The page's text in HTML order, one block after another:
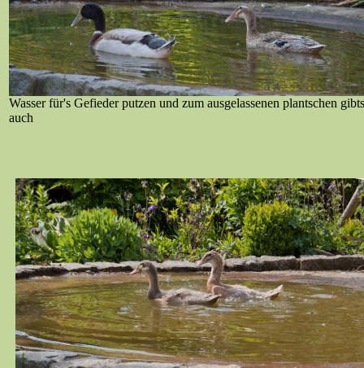
Wasser für's Gefieder putzen und zum ausgelassenen plantschen gibts
auch